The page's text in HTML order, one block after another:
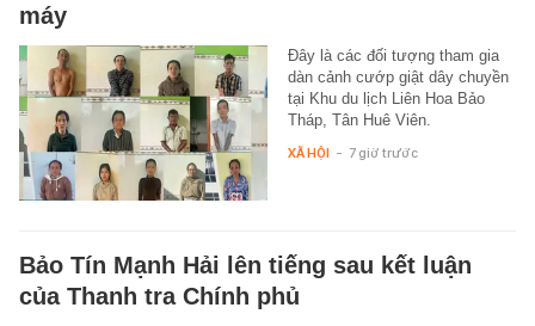
máy
Đây là các đối tượng tham gia
dàn cảnh cướp giật dây chuyền
tại Khu du lịch Liên Hoa Bảo
Tháp, Tân Huê Viên.
XÃ HỘI - 7 giờ trước
Bảo Tín Mạnh Hải lên tiếng sau kết luận
của Thanh tra Chính phủ